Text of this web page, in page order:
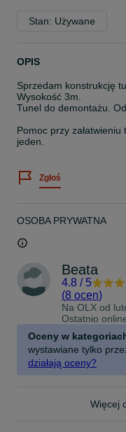
Stan: Używane
OPIS
Sprzedam konstrukcję
Wysokość 3m.
Tunel do demontażu.
Pomoc przy
jeden.
Zgłoś
OSOBA PRYWATNA
Beata
4.8 / 5
(8 ocen)
Na OLX od
Ostatnio
Oceny w
wystawiane tylko
działają oceny?
Więcej